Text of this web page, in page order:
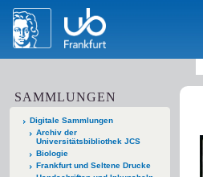
SAMMLUNGEN
Digitale Sammlungen
Archiv der
Universitätsbibliothek JCS
Biologie
Frankfurt und Seltene Drucke